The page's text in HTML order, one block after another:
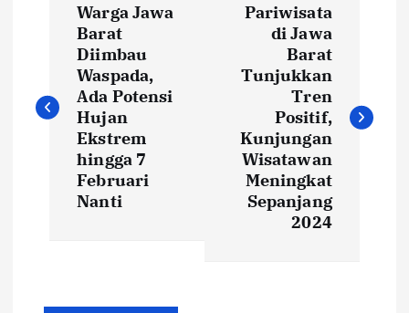
s
t
Warga Jawa
Barat
Diimbau
Waspada,
Ada Potensi
Hujan
Ekstrem
hingga 7
Februari
Nanti
Pariwisata
di Jawa
Barat
Tunjukkan
Tren
Positif,
Kunjungan
Wisatawan
Meningkat
Sepanjang
2024